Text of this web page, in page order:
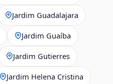
Jardim Guadalajara
Jardim Guaíba
Jardim Gutierres
Jardim Helena Cristina